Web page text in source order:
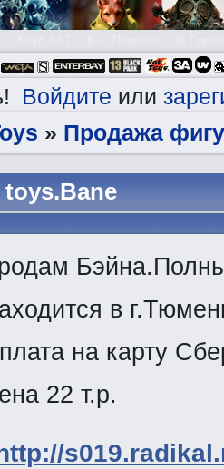
Войдите или
» Продажа
в
на карту
22 т.р.